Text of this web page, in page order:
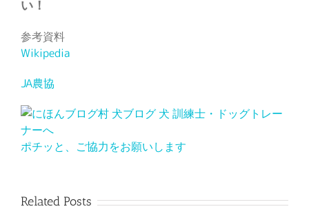
い！
参考資料
Wikipedia
JA農協
ポチッと、ご協力をお願いします
Related Posts